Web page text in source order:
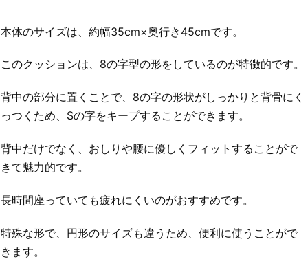
本体のサイズは、約幅35cm×奥行き45cmです。
このクッションは、8の字型の形をしているのが特徴的です。
背中の部分に置くことで、8の字の形状がしっかりと背骨にく
っつくため、Sの字をキープすることができます。
背中だけでなく、おしりや腰に優しくフィットすることがで
きて魅力的です。
長時間座っていても疲れにくいのがおすすめです。
特殊な形で、円形のサイズも違うため、便利に使うことがで
きます。